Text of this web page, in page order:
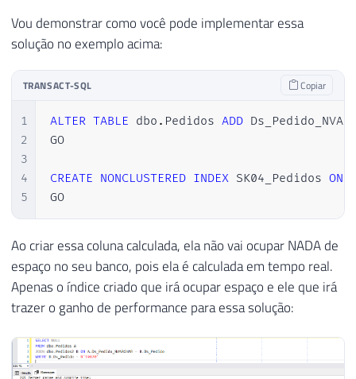
Vou demonstrar como você pode implementar essa
solução no exemplo acima:
TRANSACT-SQL Copiar
1
2
3
4
5
ALTER TABLE dbo . Pedidos ADD
GO
CREATE NONCLUSTERED INDEX SK04_Pedidos ON
GO
Ao criar essa coluna calculada, ela não vai ocupar NADA de
espaço no seu banco, pois ela é calculada em tempo real.
Apenas o índice criado que irá ocupar espaço e ele que irá
trazer o ganho de performance para essa solução: